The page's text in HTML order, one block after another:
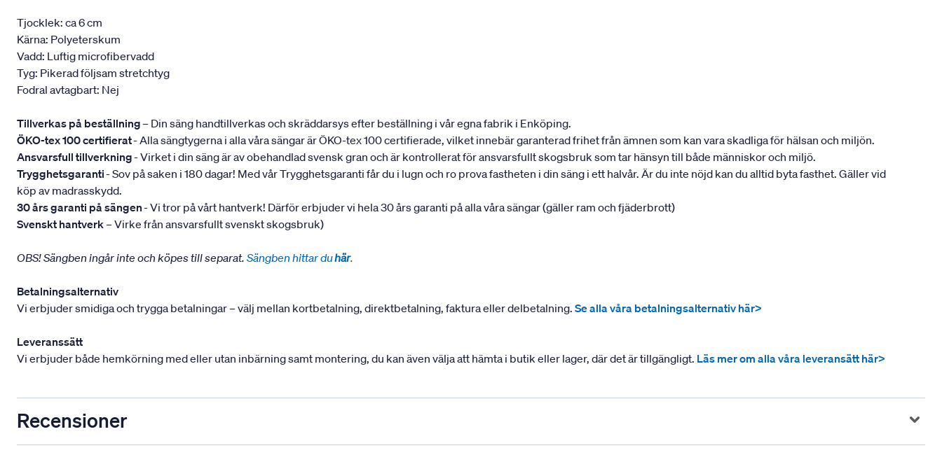
Tjocklek: ca 6 cm
Kärna: Polyeterskum
Vadd: Luftig microfibervadd
Tyg: Pikerad följsam stretchtyg
Fodral avtagbart: Nej
Tillverkas på beställning– Din säng handtillverkas och skräddarsys efter beställning i vår egna fabrik i Enköping.
ÖKO-tex 100 certifierat- Alla sängtygerna i alla våra sängar är ÖKO-tex 100 certifierade, vilket innebär garanterad frihet från ämnen som kan vara skadliga för hälsan och miljön.
Ansvarsfull tillverkning- Virket i din säng är av obehandlad svensk gran och är kontrollerat för ansvarsfullt skogsbruk som tar hänsyn till både människor och miljö.
Trygghetsgaranti- Sov på saken i 180 dagar! Med vår Trygghetsgaranti får du i lugn och ro prova fastheten i din säng i ett halvår. Är du inte nöjd kan du alltid byta fasthet. Gäller vid
köp av madrasskydd.
30 års garanti på sängen- Vi tror på vårt hantverk! Därför erbjuder vi hela 30 års garanti på alla våra sängar (gäller ram och fjäderbrott)
Svenskt hantverk– Virke från ansvarsfullt svenskt skogsbruk)
OBS! Sängben ingår inte och köpes till separat. Sängben hittar duhär.
Betalningsalternativ
Vi erbjuder smidiga och trygga betalningar – välj mellan kortbetalning, direktbetalning, faktura eller delbetalning. Se alla våra betalningsalternativ här>
Leveranssätt
Vi erbjuder både hemkörning med eller utan inbärning samt montering, du kan även välja att hämta i butik eller lager, där det är tillgängligt. Läs mer om alla våra leveransätt här>
Recensioner